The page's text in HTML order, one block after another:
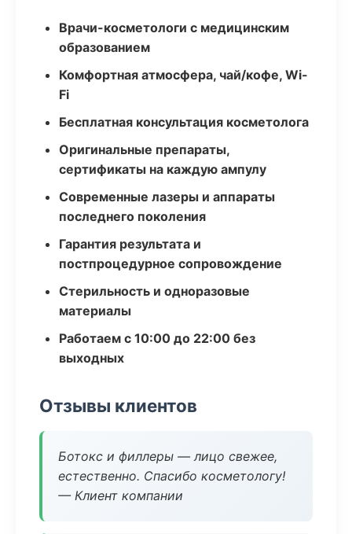
Врачи-косметологи с медицинским
образованием
Комфортная атмосфера, чай/кофе, Wi-
Fi
Бесплатная консультация косметолога
Оригинальные препараты,
сертификаты на каждую ампулу
Современные лазеры и аппараты
последнего поколения
Гарантия результата и
постпроцедурное сопровождение
Стерильность и одноразовые
материалы
Работаем с 10:00 до 22:00 без
выходных
Отзывы клиентов
Ботокс и филлеры — лицо свежее,
естественно. Спасибо косметологу!
— Клиент компании